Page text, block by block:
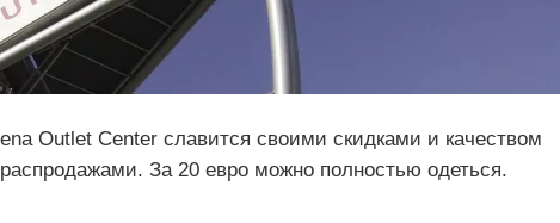
Outlet Center славится своими скидками и качеством
За 20 евро можно полностью одеться.